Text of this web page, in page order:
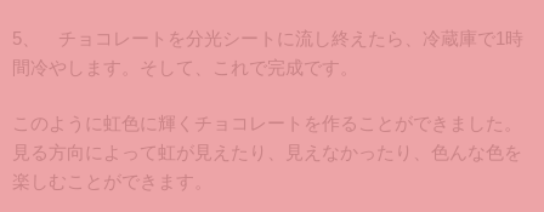
5、 チョコレートを分光シートに流し終えたら、冷蔵庫で1時
間冷やします。そして、これで完成です。
このように虹色に輝くチョコレートを作ることができました。
見る方向によって虹が見えたり、見えなかったり、色んな色を
楽しむことができます。